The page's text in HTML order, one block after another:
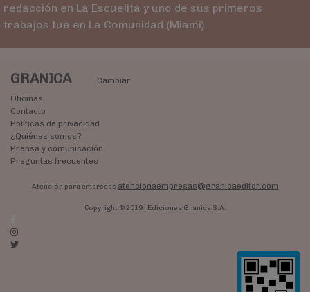
redacción en La Escuelita y uno de sus primeros
trabajos fue en La Comunidad (Miami).
GRANICA
Cambiar
Oficinas
Contacto
Políticas de privacidad
¿Quiénes somos?
Prensa y comunicación
Preguntas frecuentes
Atención para empresas atencionaempresas@granicaeditor.com
Copyright © 2019 | Ediciones Granica S.A.